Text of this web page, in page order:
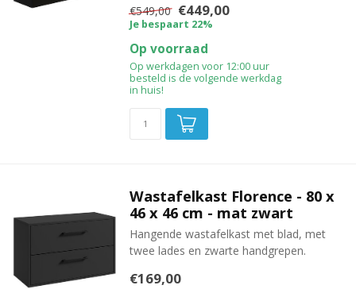
€549,00 €449,00
Je bespaart 22%
Op voorraad
Op werkdagen voor 12:00 uur
besteld is de volgende werkdag
in huis!
Wastafelkast Florence - 80 x
46 x 46 cm - mat zwart
Hangende wastafelkast met blad, met
twee lades en zwarte handgrepen.
€169,00